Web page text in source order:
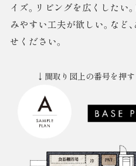
イズ。リビングを広くしたい。
みやすい工夫が欲しい。など
せください。
↓間取り図上の番号を押す